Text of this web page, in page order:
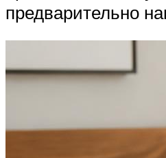
предварительно